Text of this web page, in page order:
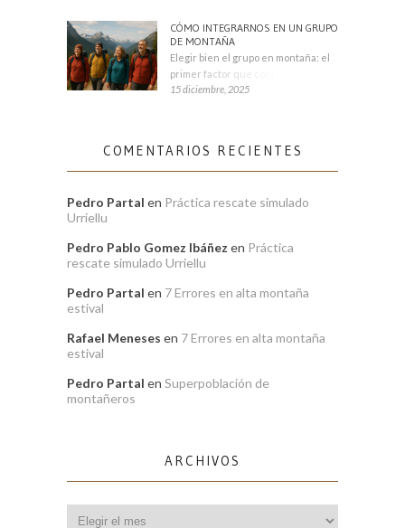
CÓMO INTEGRARNOS EN UN GRUPO
DE MONTAÑA
Elegir bien el grupo en montaña: el
primer factor que condiciona tu
15 diciembre, 2025
COMENTARIOS RECIENTES
Pedro Partal en Práctica rescate simulado
Urriellu
Pedro Pablo Gomez Ibáñez en Práctica
rescate simulado Urriellu
Pedro Partal en 7 Errores en alta montaña
estival
Rafael Meneses en 7 Errores en alta montaña
estival
Pedro Partal en Superpoblación de
montañeros
ARCHIVOS